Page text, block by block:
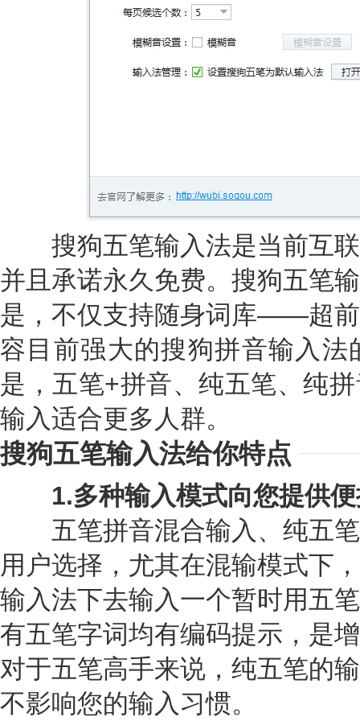
搜狗五笔输入法是当前互联
并且承诺永久免费。搜狗五笔
是，不仅支持随身词库——超
容目前强大的搜狗拼音输入
是，五笔+拼音、纯五笔、纯
输入适合更多人群。
搜狗五笔输入法给你特点
1.多种输入模式向您提供便
五笔拼音混合输入、纯五笔
用户选择，尤其在混输模式下
输入法下去输入一个暂时用五
有五笔字词均有编码提示，是
对于五笔高手来说，纯五笔的
不影响您的输入习惯。